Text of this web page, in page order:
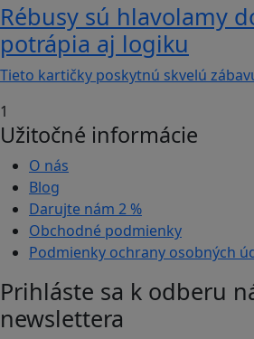
Rébusy sú hlavolamy
potrápia aj logiku
Tieto kartičky poskytnú skvelú
1
Užitočné informácie
O nás
Blog
Darujte nám 2 %
Obchodné podmienky
Podmienky ochrany osobných
Prihláste sa k odberu
newslettera